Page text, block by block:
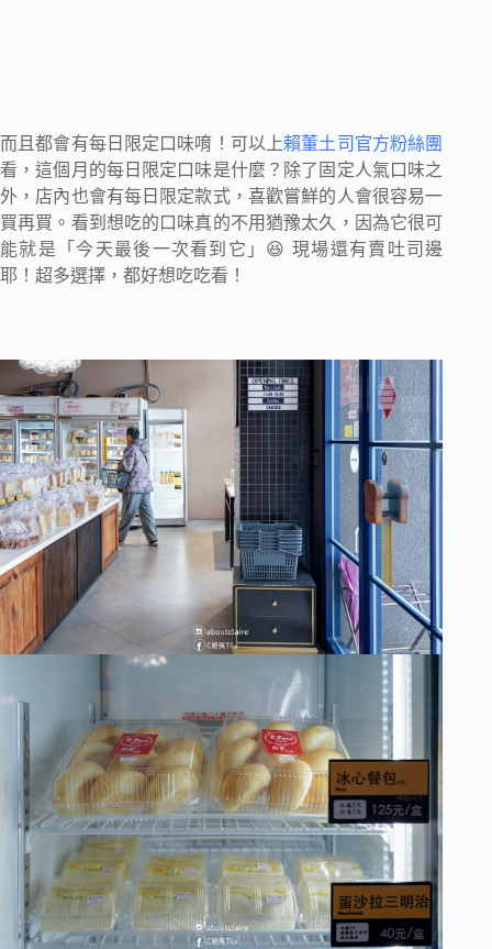
而且都會有每日限定口味唷！可以上賴董土司官方粉絲團
看，這個月的每日限定口味是什麼？除了固定人氣口味之
外，店內也會有每日限定款式，喜歡嘗鮮的人會很容易一
買再買。看到想吃的口味真的不用猶豫太久，因為它很可
能就是「今天最後一次看到它」😆 現場還有賣吐司邊
耶！超多選擇，都好想吃吃看！